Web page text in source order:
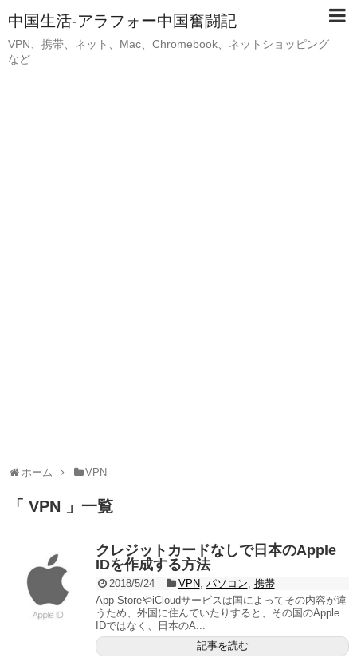
中国生活-アラフォー中国奮闘記
VPN、携帯、ネット、Mac、Chromebook、ネットショッピング
など
ホーム VPN
「 VPN 」一覧
クレジットカードなしで日本のApple
IDを作成する方法
2018/5/24 VPN, パソコン, 携帯
App StoreやiCloudサービスは国によってその内容が違
うため、外国に住んでいたりすると、その国のApple
IDではなく、日本のA...
記事を読む